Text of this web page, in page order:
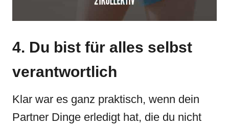
4. Du bist für alles selbst
verantwortlich
Klar war es ganz praktisch, wenn dein
Partner Dinge erledigt hat, die du nicht